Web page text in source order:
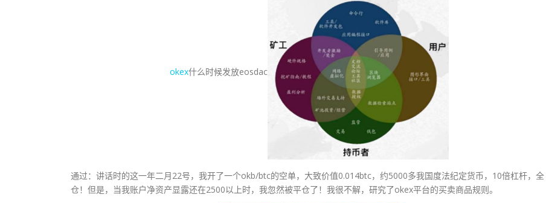
okex什么时候发放eosdac
通过：讲话时的这一年二月22号，我开了一个okb/btc的空单，大致价值0.014btc，约5000多我国度法纪定货币，10倍杠杆，全
仓！但是，当我账户净资产显露还在2500以上时，我忽然被平仓了！我很不解，研究了okex平台的买卖商品规则。